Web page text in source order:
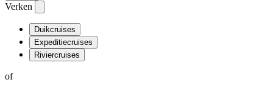
Verken
Duikcruises
Expeditiecruises
Riviercruises
of